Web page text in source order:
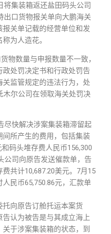
将集装箱返还盐田码头公司
出口货物报关单向大鹏海关
关单记载的经营单位和发
为人造花。
物数量与申报数量不一致，
处罚决定书和行政处罚告
监管规定的违法行为，处
木尔公司在领取海关处罚决
尽快解决涉案集装箱滞留起
所产生的费用，包括集装
码头堆存费人民币156,300
公司向原告发送催款单，告
共计10,687.20美元。7月15
民币65,750.86元，汇款单
向原告订舱托运本案货
认为被告是与其成立海上
于涉案集装箱的状态，到